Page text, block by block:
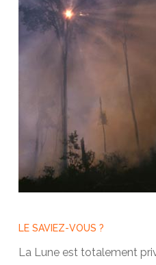
LE SAVIEZ-VOUS ?
La Lune est totalement